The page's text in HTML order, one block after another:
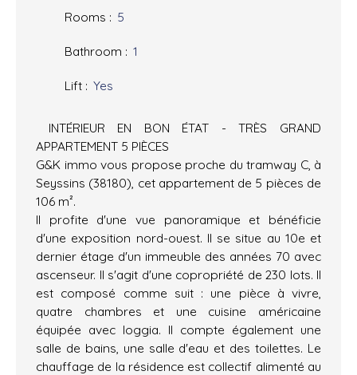
Rooms : 5
Bathroom : 1
Lift : Yes
INTÉRIEUR EN BON ÉTAT - TRÈS GRAND
APPARTEMENT 5 PIÈCES
G&K immo vous propose proche du tramway C, à
Seyssins (38180), cet appartement de 5 pièces de
106 m².
Il profite d'une vue panoramique et bénéficie
d'une exposition nord-ouest. Il se situe au 10e et
dernier étage d'un immeuble des années 70 avec
ascenseur. Il s'agit d'une copropriété de 230 lots. Il
est composé comme suit : une pièce à vivre,
quatre chambres et une cuisine américaine
équipée avec loggia. Il compte également une
salle de bains, une salle d'eau et des toilettes. Le
chauffage de la résidence est collectif alimenté au